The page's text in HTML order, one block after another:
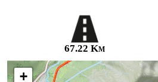
67.22 Km
+